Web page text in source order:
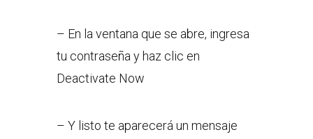
– En la ventana que se abre, ingresa
tu contraseña y haz clic en
Deactivate Now
– Y listo te aparecerá un mensaje